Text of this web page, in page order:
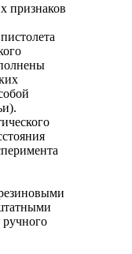
признаков
ручного